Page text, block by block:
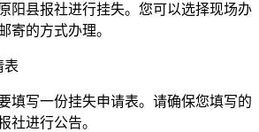
阳县报社进行挂失。您可以选择现场办
寄的方式办理。
表
填写一份挂失申请表。请确保您填写的
社进行公告。